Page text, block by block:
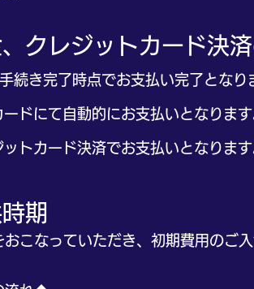
クレジットカード決
続き完了時点でお支払い完了となり
ドにて自動的にお支払いとなりま
カード決済でお支払いとなります
期
こなっていただき、初期費用のご